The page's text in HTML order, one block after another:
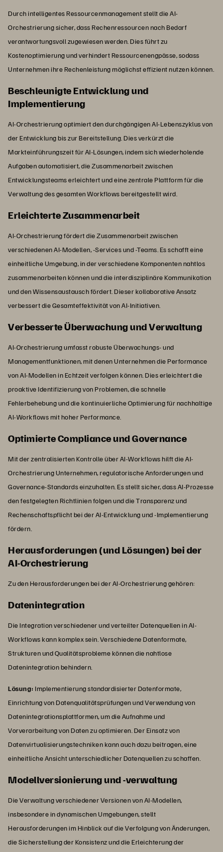
Durch intelligentes Ressourcenmanagement stellt die AI-
Orchestrierung sicher, dass Rechenressourcen nach Bedarf
verantwortungsvoll zugewiesen werden. Dies führt zu
Kostenoptimierung und verhindert Ressourcenengpässe, sodass
Unternehmen ihre Rechenleistung möglichst effizient nutzen können.
Beschleunigte Entwicklung und
Implementierung
AI-Orchestrierung optimiert den durchgängigen AI-Lebenszyklus von
der Entwicklung bis zur Bereitstellung. Dies verkürzt die
Markteinführungszeit für AI-Lösungen, indem sich wiederholende
Aufgaben automatisiert, die Zusammenarbeit zwischen
Entwicklungsteams erleichtert und eine zentrale Plattform für die
Verwaltung des gesamten Workflows bereitgestellt wird.
Erleichterte Zusammenarbeit
AI-Orchestrierung fördert die Zusammenarbeit zwischen
verschiedenen AI-Modellen, -Services und -Teams. Es schafft eine
einheitliche Umgebung, in der verschiedene Komponenten nahtlos
zusammenarbeiten können und die interdisziplinäre Kommunikation
und den Wissensaustausch fördert. Dieser kollaborative Ansatz
verbessert die Gesamteffektivität von AI-Initiativen.
Verbesserte Überwachung und Verwaltung
AI-Orchestrierung umfasst robuste Überwachungs- und
Managementfunktionen, mit denen Unternehmen die Performance
von AI-Modellen in Echtzeit verfolgen können. Dies erleichtert die
proaktive Identifizierung von Problemen, die schnelle
Fehlerbehebung und die kontinuierliche Optimierung für nachhaltige
AI-Workflows mit hoher Performance.
Optimierte Compliance und Governance
Mit der zentralisierten Kontrolle über AI-Workflows hilft die AI-
Orchestrierung Unternehmen, regulatorische Anforderungen und
Governance-Standards einzuhalten. Es stellt sicher, dass AI-Prozesse
den festgelegten Richtlinien folgen und die Transparenz und
Rechenschaftspflicht bei der AI-Entwicklung und -Implementierung
fördern.
Herausforderungen (und Lösungen) bei der
AI-Orchestrierung
Zu den Herausforderungen bei der AI-Orchestrierung gehören:
Datenintegration
Die Integration verschiedener und verteilter Datenquellen in AI-
Workflows kann komplex sein. Verschiedene Datenformate,
Strukturen und Qualitätsprobleme können die nahtlose
Datenintegration behindern.
Lösung: Implementierung standardisierter Datenformate,
Einrichtung von Datenqualitätsprüfungen und Verwendung von
Datenintegrationsplattformen, um die Aufnahme und
Vorverarbeitung von Daten zu optimieren. Der Einsatz von
Datenvirtualisierungstechniken kann auch dazu beitragen, eine
einheitliche Ansicht unterschiedlicher Datenquellen zu schaffen.
Modellversionierung und -verwaltung
Die Verwaltung verschiedener Versionen von AI-Modellen,
insbesondere in dynamischen Umgebungen, stellt
Herausforderungen im Hinblick auf die Verfolgung von Änderungen,
die Sicherstellung der Konsistenz und die Erleichterung der